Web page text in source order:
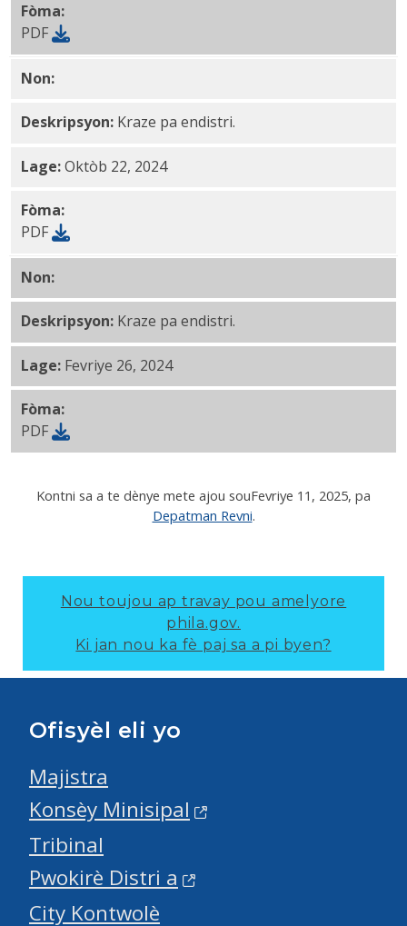
Fòma:
PDF
Non:Jiyè jiska Desanm FY2024 Taks sou Salè PDF
Deskripsyon: Kraze pa endistri.
Lage:Oktòb 22, 2024
Fòma:
PDF
Non:Jiyè a Septanm FY2024 Taks sou Salè PDF
Deskripsyon: Kraze pa endistri.
Lage: Fevriye 26, 2024
Fòma:
PDF
Kontni sa a te dènye mete ajou souFevriye 11, 2025, pa
Depatman Revni.
Nou toujou ap travay pou amelyore
phila.gov.
Ki jan nou ka fè paj sa a pi byen?
Ofisyèl eli yo
Majistra
Konsèy Minisipal
Tribinal
Pwokirè Distri a
City Kontwolè